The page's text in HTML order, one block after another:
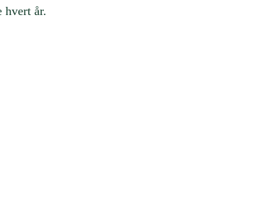
hvert år.